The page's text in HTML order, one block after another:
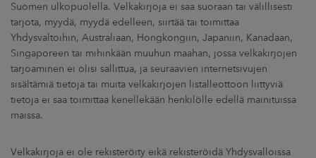
Suomen ulkopuolella. Velkakirjoja ei saa suoraan tai välillisesti
tarjota, myydä, myydä edelleen, siirtää tai toimittaa
Yhdysvaltoihin, Australiaan, Hongkongiin, Japaniin, Kanadaan,
Singaporeen tai mihinkään muuhun maahan, jossa velkakirjojen
tarjoaminen ei olisi sallittua, ja seuraavien internetsivujen
sisältämiä tietoja tai muita velkakirjojen listalleottoon liittyviä
tietoja ei saa toimittaa kenellekään henkilölle edellä mainituissa
maissa.
Velkakirjoja ei ole rekisteröity eikä rekisteröidä Yhdysvalloissa